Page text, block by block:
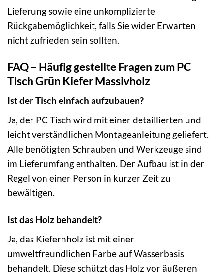
Lieferung sowie eine unkomplizierte
Rückgabemöglichkeit, falls Sie wider Erwarten
nicht zufrieden sein sollten.
FAQ – Häufig gestellte Fragen zum PC
Tisch Grün Kiefer Massivholz
Ist der Tisch einfach aufzubauen?
Ja, der PC Tisch wird mit einer detaillierten und
leicht verständlichen Montageanleitung geliefert.
Alle benötigten Schrauben und Werkzeuge sind
im Lieferumfang enthalten. Der Aufbau ist in der
Regel von einer Person in kurzer Zeit zu
bewältigen.
Ist das Holz behandelt?
Ja, das Kiefernholz ist mit einer
umweltfreundlichen Farbe auf Wasserbasis
behandelt. Diese schützt das Holz vor äußeren